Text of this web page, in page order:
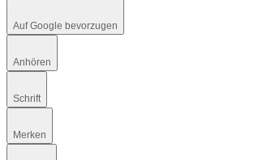
Auf Google bevorzugen
Anhören
Schrift
Merken